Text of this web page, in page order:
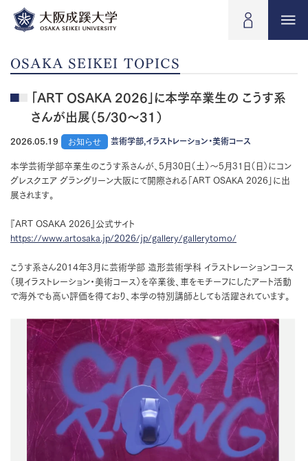
OSAKA SEIKEI TOPICS
「ART OSAKA 2026」に本学卒業生の こうす系
さんが出展（5/30〜31）
2026.05.19 お知らせ 芸術学部,イラストレーション・美術コース
本学芸術学部卒業生のこうす系さんが、5月30日（土）〜5月31日（日）にコン
グレスクエア グラングリーン大阪にて開際される「ART OSAKA 2026」に出
展されます。
『ART OSAKA 2026』公式サイト
https://www.artosaka.jp/2026/jp/gallery/gallerytomo/
こうす系さん2014年3月に芸術学部 造形芸術学科 イラストレーションコース
（現イラストレーション・美術コース）を卒業後、車をモチーフにしたアート活動
で海外でも高い評価を得ており、本学の特別講師としても活躍されています。